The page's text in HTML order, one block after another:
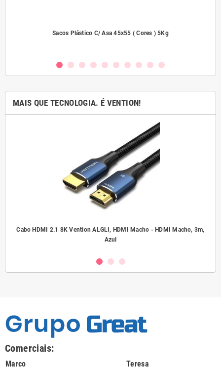
Sacos Plástico C/ Asa 45x55 ( Cores ) 5Kg
MAIS QUE TECNOLOGIA. É VENTION!
Cabo HDMI 2.1 8K Vention ALGLI, HDMI Macho - HDMI Macho, 3m,
Azul
Comerciais:
Marco Teresa